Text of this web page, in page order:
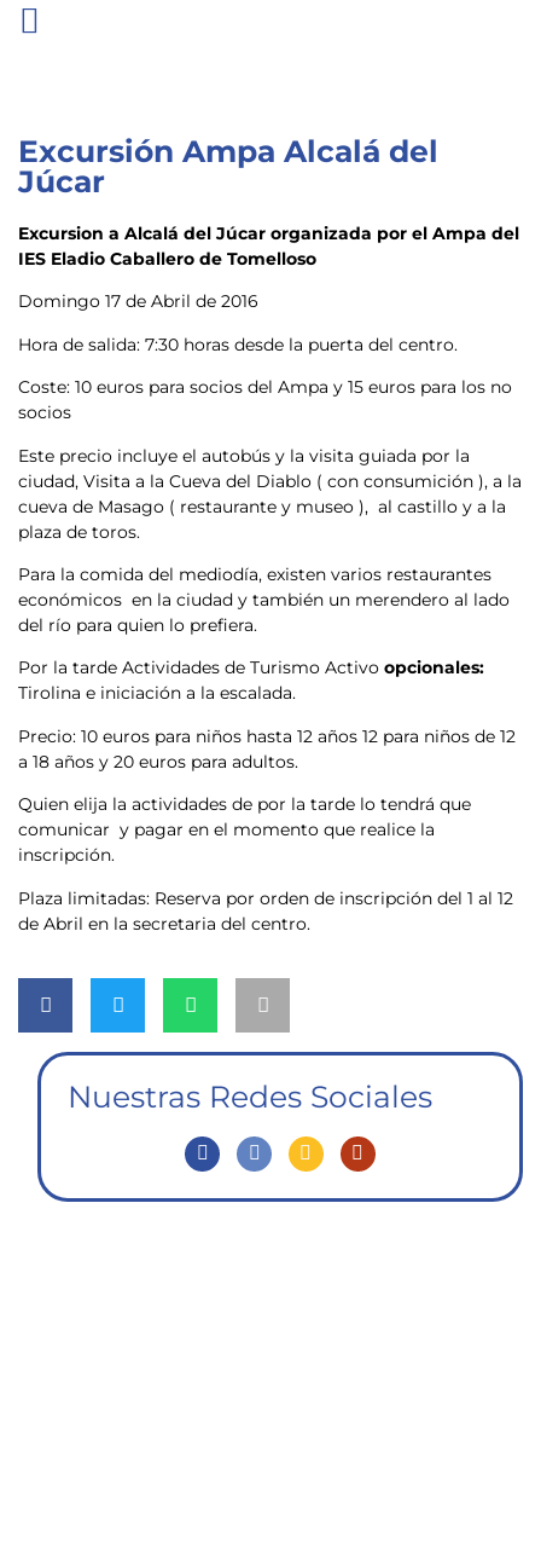
Excursión Ampa Alcalá del
Júcar
Excursion a Alcalá del Júcar organizada por el Ampa del
IES Eladio Caballero de Tomelloso
Domingo 17 de Abril de 2016
Hora de salida: 7:30 horas desde la puerta del centro.
Coste: 10 euros para socios del Ampa y 15 euros para los no
socios
Este precio incluye el autobús y la visita guiada por la
ciudad, Visita a la Cueva del Diablo ( con consumición ), a la
cueva de Masago ( restaurante y museo ), al castillo y a la
plaza de toros.
Para la comida del mediodía, existen varios restaurantes
económicos en la ciudad y también un merendero al lado
del río para quien lo prefiera.
Por la tarde Actividades de Turismo Activo opcionales:
Tirolina e iniciación a la escalada.
Precio: 10 euros para niños hasta 12 años 12 para niños de 12
a 18 años y 20 euros para adultos.
Quien elija la actividades de por la tarde lo tendrá que
comunicar y pagar en el momento que realice la
inscripción.
Plaza limitadas: Reserva por orden de inscripción del 1 al 12
de Abril en la secretaria del centro.
Nuestras Redes Sociales